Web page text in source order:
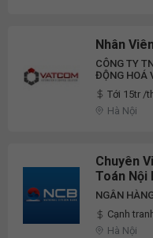
Nhân
CÔNG TY
ĐỘNG HOÁ
Tới 15tr /
Hà Nội
Chuyên
Toán Nội
NGÂN
Cạnh
Hà Nội